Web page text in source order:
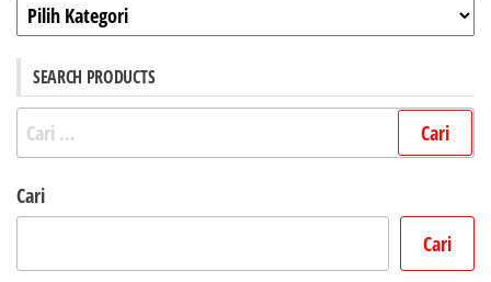
Kategori
SEARCH PRODUCTS
Cari
untuk:
Cari
Cari